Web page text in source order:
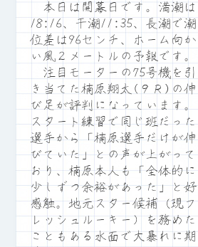
本日は開幕日です。満潮は
18:16、干潮11:35、長潮で潮
位差は96センチ、ホーム向か
い風２メートルの予報です。
注目モーターの75号機を引
き当てた楠原翔太(９Ｒ)の伸
び足が評判になっています。
スタート練習で同じ班だった
選手から「楠原選手だけが伸
びていた」との声が上がって
おり、楠原本人も「全体的に
少しずつ余裕があった」と好
感触。地元スター候補（現フ
レッシュルーキー）を務めた
こともある水面で大暴れに期